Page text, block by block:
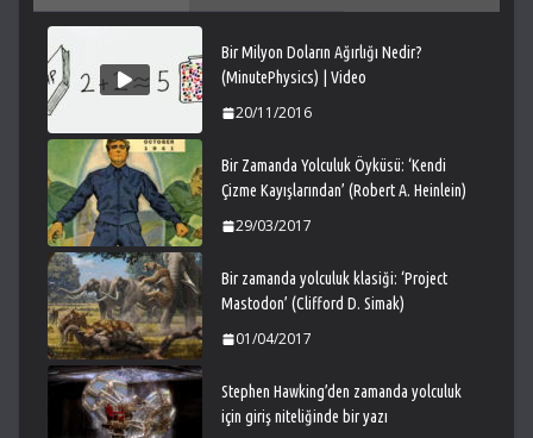
Bir Milyon Doların Ağırlığı Nedir?
(MinutePhysics) | Video
20/11/2016
Bir Zamanda Yolculuk Öyküsü: ‘Kendi
Çizme Kayışlarından’ (Robert A. Heinlein)
29/03/2017
Bir zamanda yolculuk klasiği: ‘Project
Mastodon’ (Clifford D. Simak)
01/04/2017
Stephen Hawking’den zamanda yolculuk
için giriş niteliğinde bir yazı